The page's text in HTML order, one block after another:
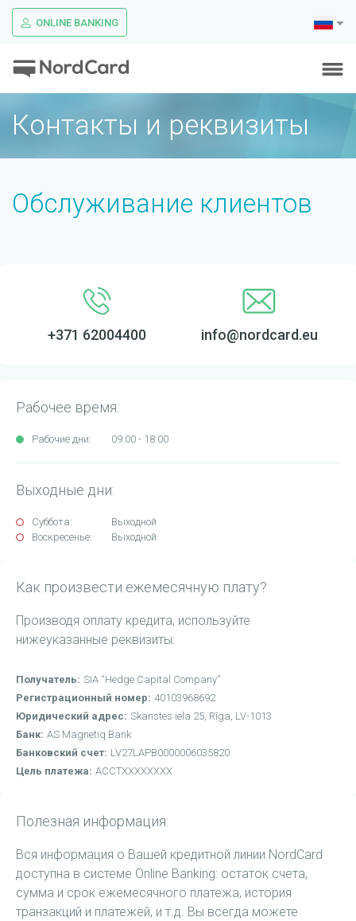
ONLINE BANKING
Контакты и реквизиты
Обслуживание клиентов
+371 62004400 info@nordcard.eu
Рабочее время:
Рабочие дни: 09:00 - 18:00
Выходные дни:
Суббота:
Выходной
Воскресенье:
Выходной
Как произвести ежемесячную плату?
Производя оплату кредита, используйте
нижеуказанные реквизиты:
Получатель: SIA “Hedge Capital Company”
Регистрационный номер: 40103968692
Юридический адрес: Skanstes iela 25, Rīga, LV-1013
Банк: AS Magnetiq Bank
Банковский счет: LV27LAPB0000006035820
Цель платежа: ACCTXXXXXXXX
Полезная информация:
Вся информация о Вашей кредитной линии NordCard
доступна в системе Online Banking: остаток счета,
сумма и срок ежемесячного платежа, история
транзакций и платежей, и т.д. Вы всегда можете